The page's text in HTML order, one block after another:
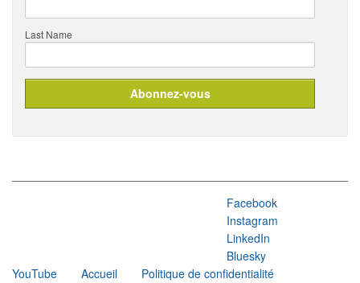
Last Name
Facebook
Instagram
LinkedIn
Bluesky
YouTube
Accueil Politique de confidentialité